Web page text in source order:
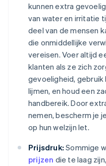
kunnen extra
van water en irritatie
deel van de mensen
die onmiddellijke
vereisen. Voer altijd
klanten als ze zich
gevoeligheid,
lijmen, en houd een
handbereik. Door
nemen, bescherm je
op hun welzijn let.
Prijsdruk: Sommige
prijzen die te laag